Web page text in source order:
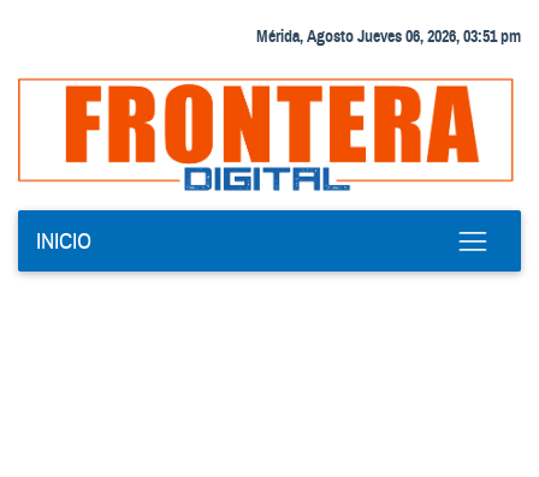
Mérida, Agosto Jueves 06, 2026, 03:51 pm
INICIO